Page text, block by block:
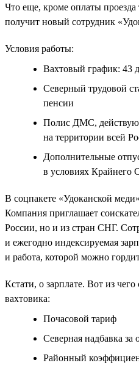
Что еще, кроме оплаты проезда
получит новый сотрудник
Условия работы:
Вахтовый график: 43
Северный трудовой
пенсии
Полис ДМС,
на территории всей
Дополнительные
в условиях Крайнего
В соцпакете «Удоканской
Компания приглашает
России, но и из стран СНГ.
и ежегодно индексируемая
и работа, которой можно
Кстати, о зарплате. Вот из чего
вахтовика:
Почасовой тариф
Северная надбавка за
Районный